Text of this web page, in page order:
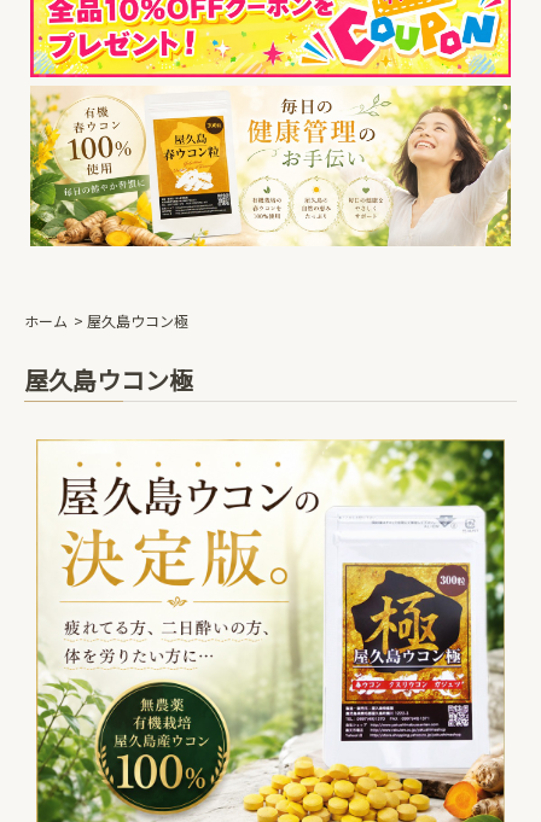
ホーム 屋久島ウコン極
屋久島ウコン極